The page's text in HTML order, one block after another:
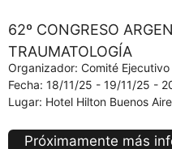
62º CONGRESO
TRAUMATOLOGÍA
Organizador: Comité
Fecha: 18/11/25 - 19/11/25 -
Lugar: Hotel Hilton Buenos
Próximamente más